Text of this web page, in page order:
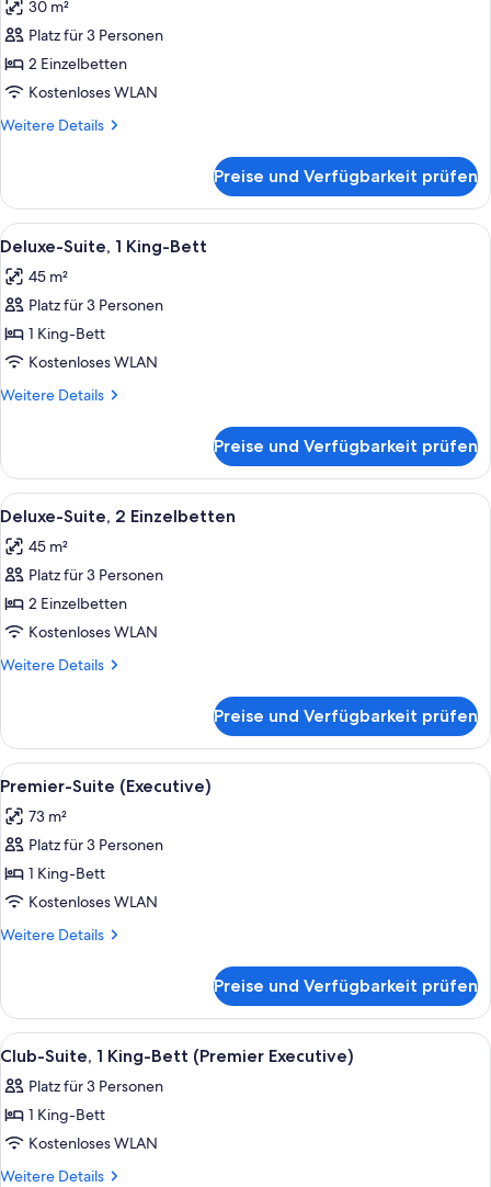
für
Club-
Zimmer,
2 Einzelbetten
(Premier)
30 m²
Platz für 3 Personen
2 Einzelbetten
Kostenloses WLAN
Weitere Details
Weitere
Zimmer,
2 Einzelbetten
(Premier)
Preise und Verfügbarkeit prüfen
Alle
Fotos
für
Deluxe-
Suite,
1 King-
Bett
Ein Hotelzimmer mit Bett,
5
Deluxe-Suite, 1 King-Bett
45 m²
Platz für 3 Personen
1 King-Bett
Kostenloses WLAN
Weitere Details
Weitere
Suite,
1 King-
Bett
Preise und Verfügbarkeit prüfen
Alle
Fotos
für
Deluxe-
Suite,
2 Einzelbetten
anzeigen
Ein Hotelzimmer mit zwei Betten,
5
Deluxe-Suite, 2 Einzelbetten
45 m²
Platz für 3 Personen
2 Einzelbetten
Kostenloses WLAN
Weitere Details
Weitere
Suite,
2 Einzelbetten
Preise und Verfügbarkeit prüfen
Alle
Fotos
für
Premier-
Suite
(Executive)
anzeigen
Ein Hotelzimmer mit einem großen
6
Premier-Suite (Executive)
73 m²
Platz für 3 Personen
1 King-Bett
Kostenloses WLAN
Weitere Details
Weitere
Suite
(Executive)
Preise und Verfügbarkeit prüfen
Alle
Fotos
für
Club-
Suite,
1 King-
Ein Hotelzimmer mit einem großen
6
Club-Suite, 1 King-Bett (Premier Executive)
Platz für 3 Personen
1 King-Bett
Kostenloses WLAN
Weitere Details
Weitere